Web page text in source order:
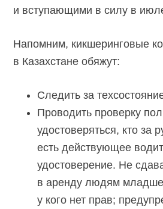
и вступающими в силу в
Напомним, кикшеринговые
в Казахстане обяжут:
Следить за
Проводить проверку
удостоверяться, кто за
есть действующее
удостоверение. Не
в аренду людям младше
у кого нет прав;